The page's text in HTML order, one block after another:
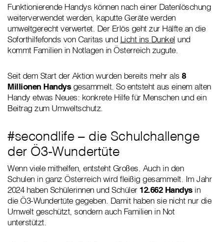
Funktionierende Handys können nach einer Datenlöschung
weiterverwendet werden, kaputte Geräte werden
umweltgerecht verwertet. Der Erlös geht zur Hälfte an die
Soforthilfefonds von Caritas und Licht ins Dunkel und
kommt Familien in Notlagen in Österreich zugute.
Seit dem Start der Aktion wurden bereits mehr als 8
Millionen Handysgesammelt. So entsteht aus einem alten
Handy etwas Neues: konkrete Hilfe für Menschen und ein
Beitrag zum Umweltschutz.
#secondlife – die Schulchallenge
der Ö3-Wundertüte
Wenn viele mithelfen, entsteht Großes. Auch in den
Schulen in ganz Österreich wird fleißig gesammelt. Im Jahr
2024 haben Schülerinnen und Schüler 12.662 Handysin
die Ö3-Wundertüte gegeben. Damit haben sie nicht nur die
Umwelt geschützt, sondern auch Familien in Not
unterstützt.